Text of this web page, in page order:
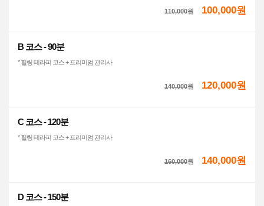
110,000원 100,000원
B 코스 - 90분
* 힐링 테라피 코스 + 프리미엄 관리사
140,000원 120,000원
C 코스 - 120분
* 힐링 테라피 코스 + 프리미엄 관리사
160,000원 140,000원
D 코스 - 150분